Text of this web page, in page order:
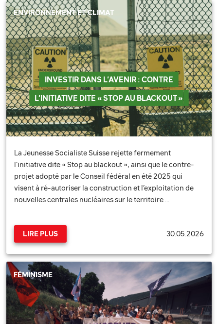
INVESTIR DANS L’AVENIR : CONTRE
L’INITIATIVE DITE « STOP AU BLACKOUT »
ENVIRONNEMENT ET CLIMAT
La Jeunesse Socialiste Suisse rejette fermement
l’initiative dite « Stop au blackout », ainsi que le contre-
projet adopté par le Conseil fédéral en été 2025 qui
visent à ré-autoriser la construction et l’exploitation de
nouvelles centrales nucléaires sur le territoire …
LIRE PLUS 30.05.2026
FÉMINISME